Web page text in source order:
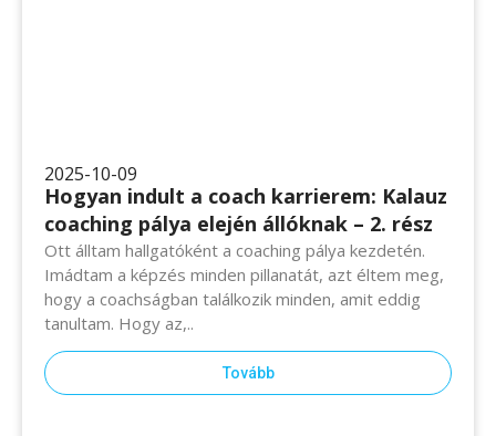
2025-10-09
Hogyan indult a coach karrierem: Kalauz
coaching pálya elején állóknak – 2. rész
Ott álltam hallgatóként a coaching pálya kezdetén.
Imádtam a képzés minden pillanatát, azt éltem meg,
hogy a coachságban találkozik minden, amit eddig
tanultam. Hogy az,..
Tovább